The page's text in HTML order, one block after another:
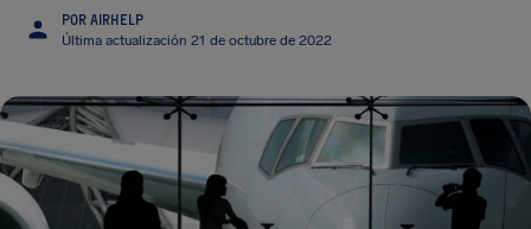
POR AIRHELP
Última actualización 21 de octubre de 2022